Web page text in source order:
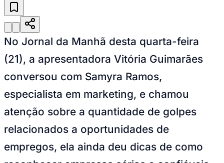
No Jornal da Manhã desta quarta-feira
(21), a apresentadora Vitória Guimarães
conversou com Samyra Ramos,
especialista em marketing, e chamou
atenção sobre a quantidade de golpes
relacionados a oportunidades de
empregos, ela ainda deu dicas de como